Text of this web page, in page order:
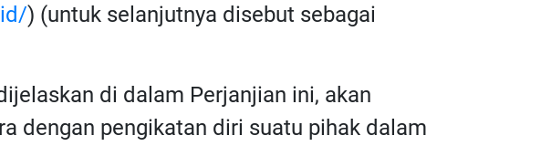
) (untuk selanjutnya disebut sebagai
di dalam Perjanjian ini, akan
dengan pengikatan diri suatu pihak dalam